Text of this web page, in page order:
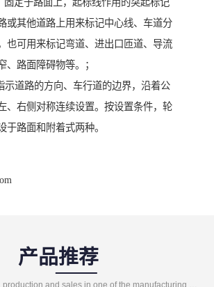
固定于路面上，起标线作用的突起标记
或其他道路上用来标记中心线、车道分
也可用来标记弯道、进出口匝道、导流
、路面障碍物等。；
示道路的方向、车行道的边界，沿着公
、右侧对称连续设置。按设置条件，轮
于路面和附着式两种。
产品推荐